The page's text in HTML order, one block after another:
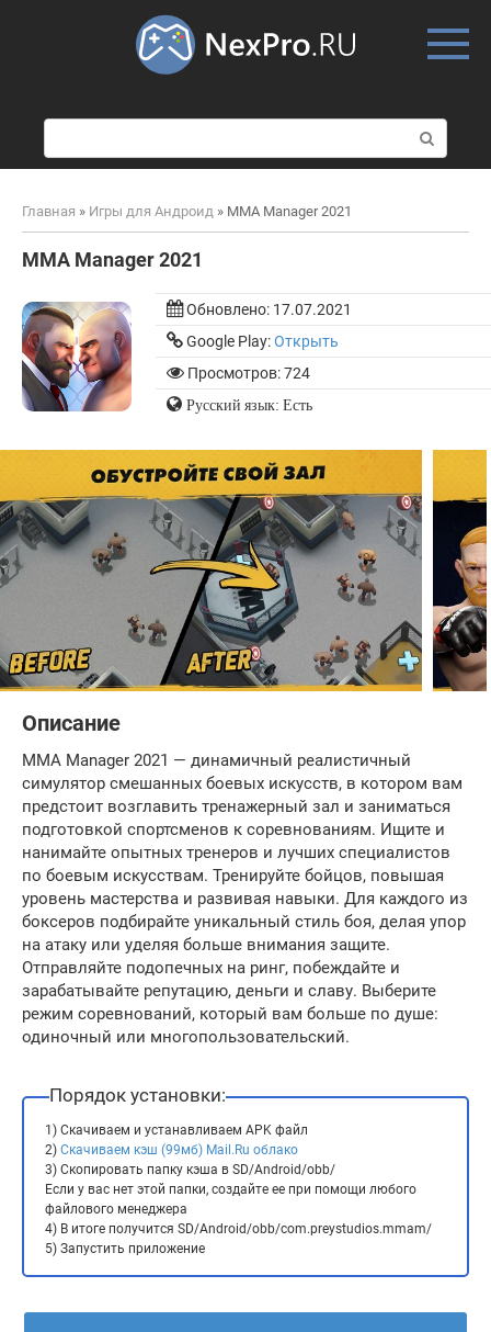
о
и
к
Главная » Игры для Андроид » MMA Manager 2021
MMA Manager 2021
Обновлено: 17.07.2021
Google Play:Открыть
Просмотров: 724
Русский язык: Есть
Описание
MMA Manager 2021 — динамичный реалистичный
симулятор смешанных боевых искусств, в котором вам
предстоит возглавить тренажерный зал и заниматься
подготовкой спортсменов к соревнованиям. Ищите и
нанимайте опытных тренеров и лучших специалистов
по боевым искусствам. Тренируйте бойцов, повышая
уровень мастерства и развивая навыки. Для каждого из
боксеров подбирайте уникальный стиль боя, делая упор
на атаку или уделяя больше внимания защите.
Отправляйте подопечных на ринг, побеждайте и
зарабатывайте репутацию, деньги и славу. Выберите
режим соревнований, который вам больше по душе:
одиночный или многопользовательский.
Порядок установки:
1) Скачиваем и устанавливаем APK файл
2) Скачиваем кэш (99мб) Mail.Ru облако
3) Скопировать папку кэша в SD/Android/obb/
Если у вас нет этой папки, создайте ее при помощи любого
файлового менеджера
4) В итоге получится SD/Android/obb/com.preystudios.mmam/
5) Запустить приложение